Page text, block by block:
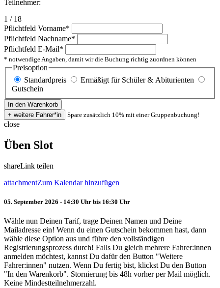
Teilnehmer:
1 / 18
Pflichtfeld Vorname*
Pflichtfeld Nachname*
Pflichtfeld E-Mail*
* notwendige Angaben, damit wir die Buchung richtig zuordnen können
Preisoption
Standardpreis
Ermäßigt für Schüler & Abiturienten
Gutschein
Spare zusätzlich 10% mit einer Gruppenbuchung!
close
Üben Slot
shareLink teilen
attachmentZum Kalendar hinzufügen
05. September 2026 - 14:30 Uhr bis 16:30 Uhr
Wähle nun Deinen Tarif, trage Deinen Namen und Deine
Mailadresse ein! Wenn du einen Gutschein bekommen hast, dann
wähle diese Option aus und führe den vollständigen
Registrierungsprozess durch! Falls Du gleich mehrere Fahrer:innen
anmelden möchtest, kannst Du dafür den Button "Weitere
Fahrer:innen" nutzen. Wenn Du fertig bist, klickst Du den Button
"In den Warenkorb". Stornierung bis 48h vorher per Mail möglich.
Keine Mindestteilnehmerzahl.